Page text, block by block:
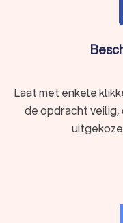
Laat met enkele
de opdracht veilig,